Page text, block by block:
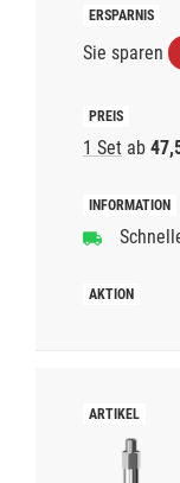
Sie sparen
1 Set ab